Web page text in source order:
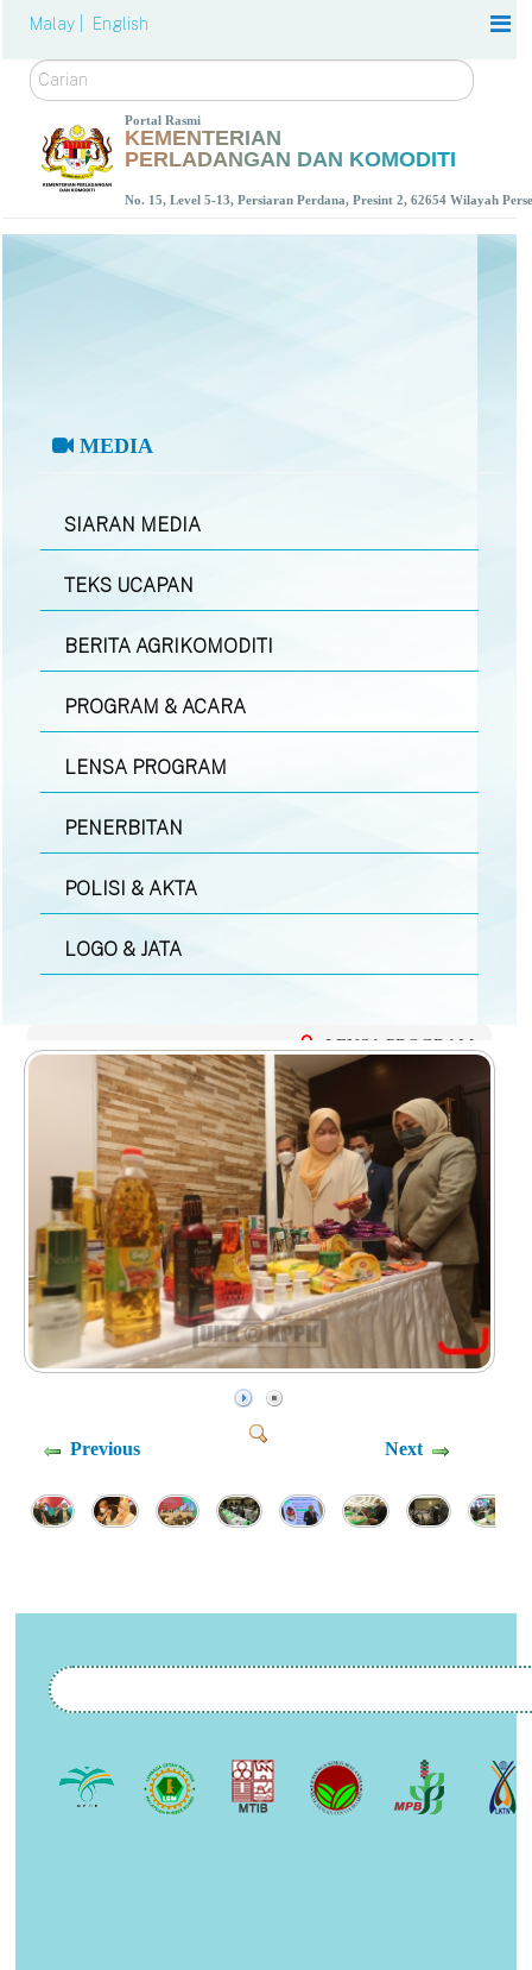
Malay | English
Carian
Portal Rasmi
KEMENTERIAN
PERLADANGAN DAN KOMODITI
No. 15, Level 5-13, Persiaran Perdana, Presint 2, 62654 Wilayah
MEDIA
SIARAN MEDIA
TEKS UCAPAN
BERITA AGRIKOMODITI
PROGRAM & ACARA
LENSA PROGRAM
PENERBITAN
POLISI & AKTA
LOGO & JATA
LENSA PROGRAM
Previous Next